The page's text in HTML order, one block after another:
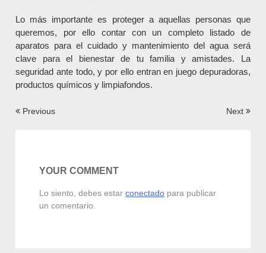
Lo más importante es proteger a aquellas personas que
queremos, por ello contar con un completo listado de
aparatos para el cuidado y mantenimiento del agua será
clave para el bienestar de tu familia y amistades. La
seguridad ante todo, y por ello entran en juego depuradoras,
productos químicos y limpiafondos.
Navegación
Previous Next
YOUR COMMENT
Lo siento, debes estarconectado para publicar
un comentario.